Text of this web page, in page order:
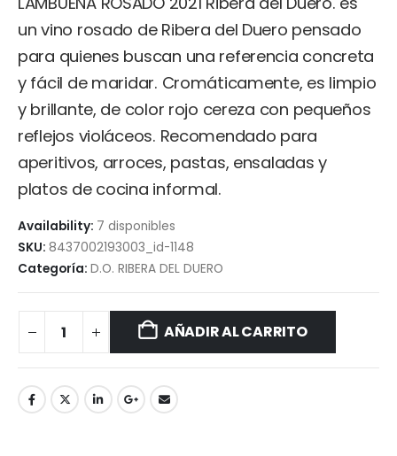
un vino rosado de Ribera del Duero pensado
para quienes buscan una referencia concreta
y fácil de maridar. Cromáticamente, es limpio
y brillante, de color rojo cereza con pequeños
reflejos violáceos. Recomendado para
aperitivos, arroces, pastas, ensaladas y
platos de cocina informal.
Availability: 7 disponibles
SKU: 8437002193003_id-1148
Categoría: D.O. RIBERA DEL DUERO
AÑADIR AL CARRITO